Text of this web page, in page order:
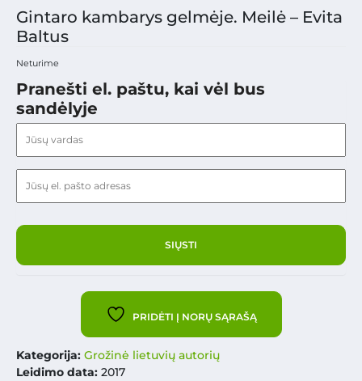
Gintaro kambarys gelmėje. Meilė – Evita
Baltus
Neturime
Pranešti el. paštu, kai vėl bus
sandėlyje
PRIDĖTI Į NORŲ SĄRAŠĄ
Kategorija: Grožinė lietuvių autorių
Leidimo data: 2017